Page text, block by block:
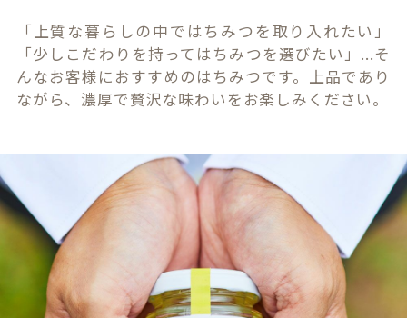
「上質な暮らしの中ではちみつを取り入れたい」
「少しこだわりを持ってはちみつを選びたい」...そ
んなお客様におすすめのはちみつです。上品であり
ながら、濃厚で贅沢な味わいをお楽しみください。